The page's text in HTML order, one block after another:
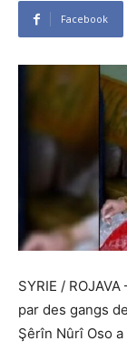
Facebook
SYRIE /
par des gangs
Şêrîn Nûrî Oso